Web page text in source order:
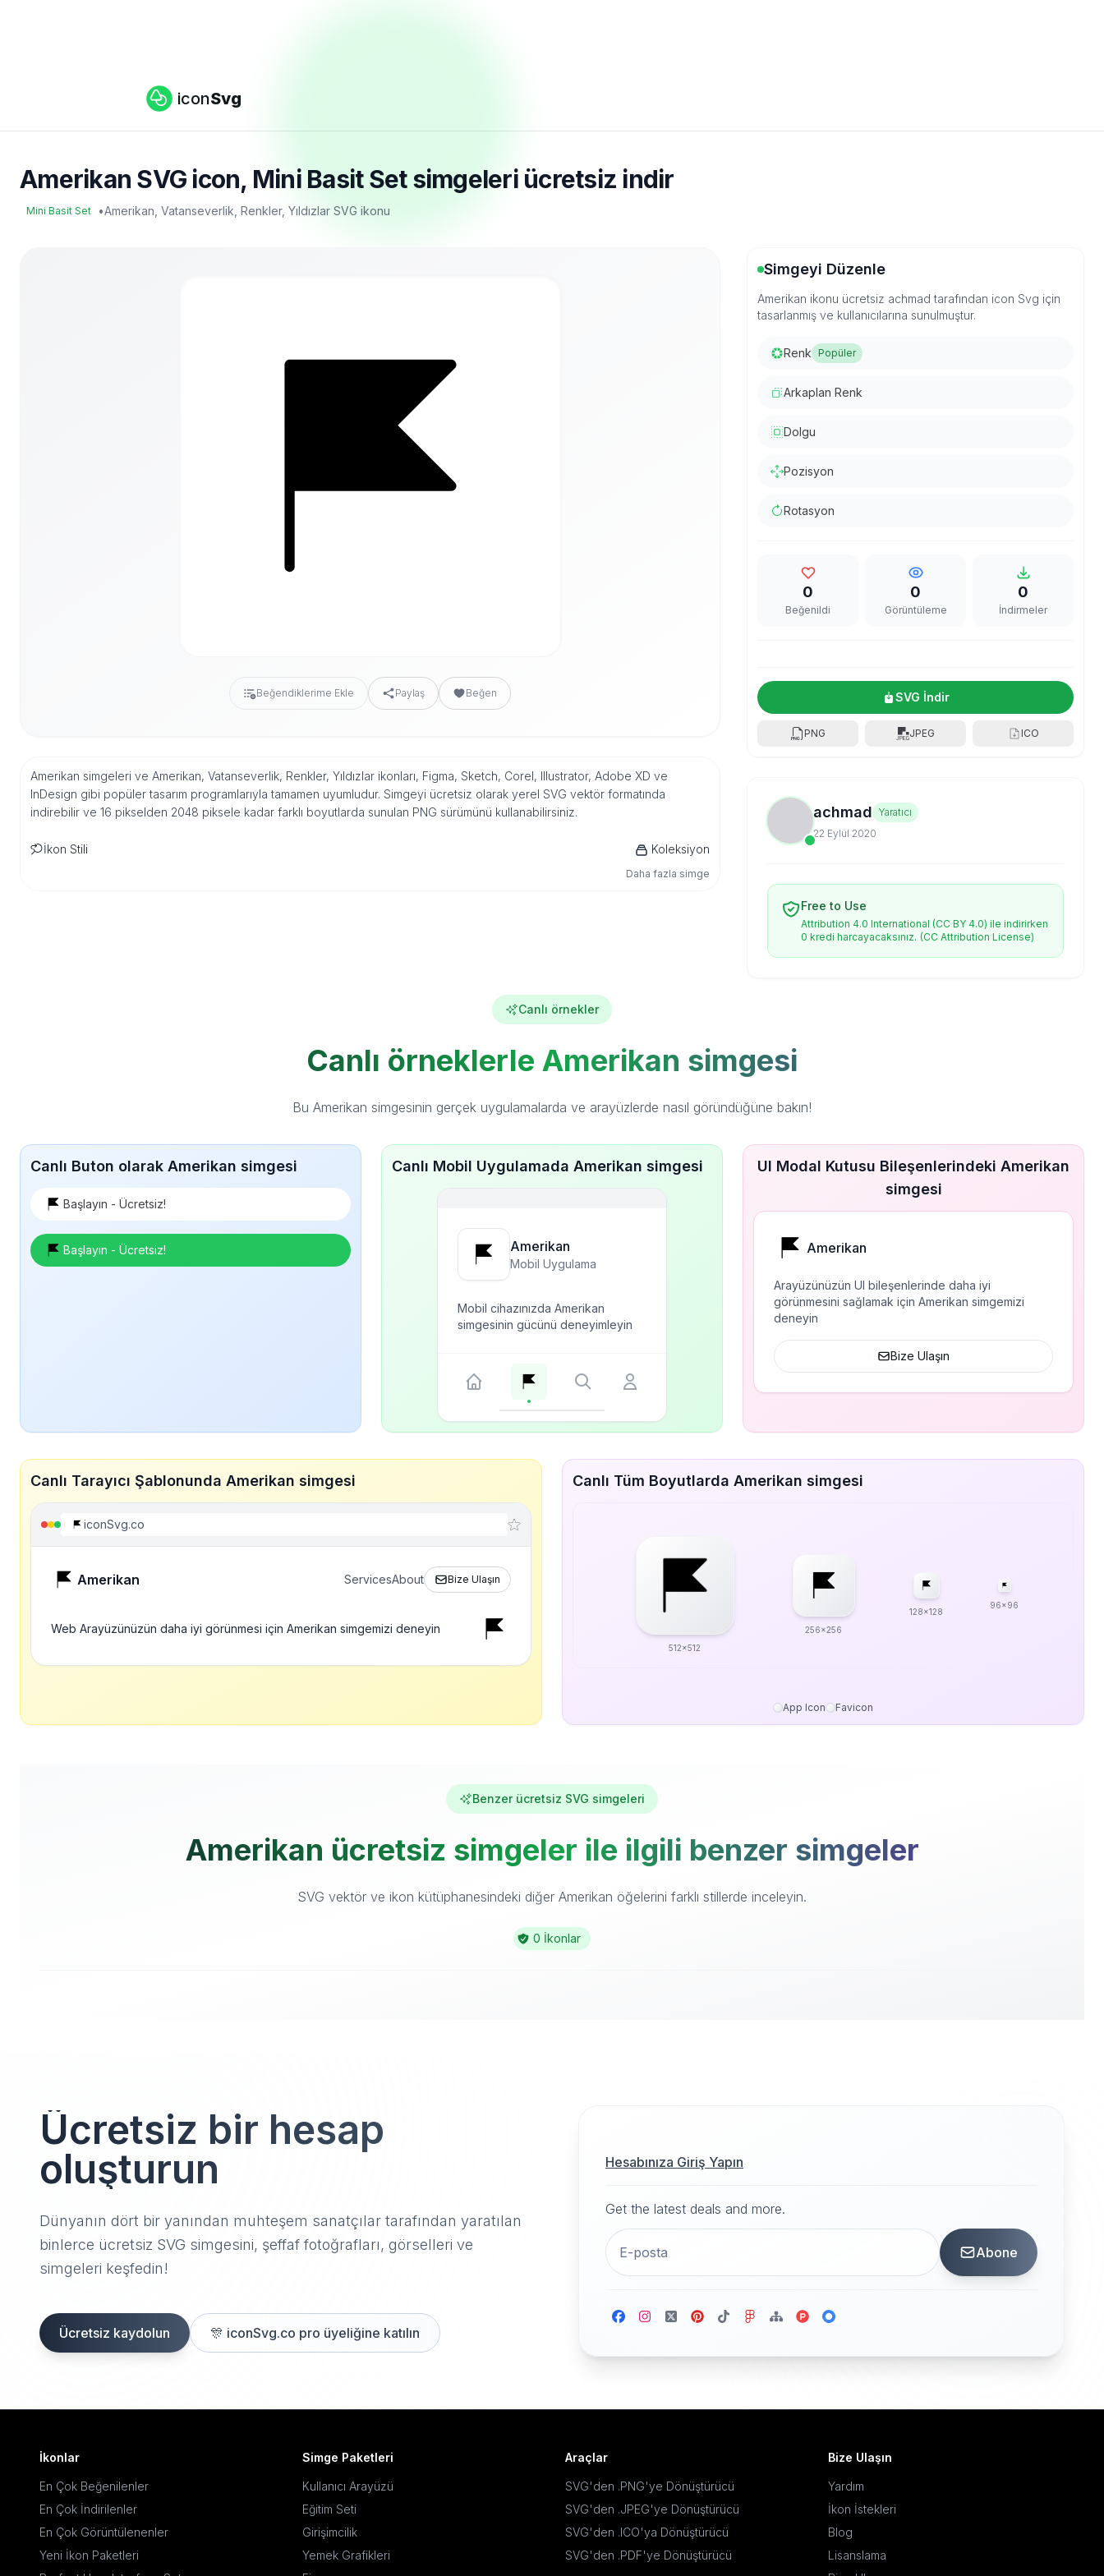
iconSvg
Amerikan SVG icon, Mini Basit Set simgeleri ücretsiz indir
Mini Basit Set •Amerikan, Vatanseverlik, Renkler, Yıldızlar SVG ikonu
Beğendiklerime Ekle Paylaş Beğen
Amerikan simgeleri ve Amerikan, Vatanseverlik, Renkler, Yıldızlar ikonları, Figma, Sketch, Corel, Illustrator, Adobe XD ve
InDesign gibi popüler tasarım programlarıyla tamamen uyumludur. Simgeyi ücretsiz olarak yerel SVG vektör formatında
indirebilir ve 16 pikselden 2048 piksele kadar farklı boyutlarda sunulan PNG sürümünü kullanabilirsiniz.
İkon Stili Koleksiyon
Daha fazla simge
Simgeyi Düzenle
Amerikan ikonu ücretsiz achmad tarafından icon Svg için
tasarlanmış ve kullanıcılarına sunulmuştur.
Renk Popüler
Arkaplan Renk
Dolgu
Pozisyon
Rotasyon
0
Beğenildi
0
Görüntüleme
0
İndirmeler
SVG İndir
PNG JPEG ICO
achmad Yaratıcı
22 Eylül 2020
Free to Use
Attribution 4.0 International (CC BY 4.0) ile indirirken
0 kredi harcayacaksınız. (CC Attribution License)
Canlı örnekler
Canlı örneklerle Amerikan simgesi
Bu Amerikan simgesinin gerçek uygulamalarda ve arayüzlerde nasıl göründüğüne bakın!
Canlı Buton olarak Amerikan simgesi
Başlayın - Ücretsiz!
Başlayın - Ücretsiz!
Canlı Mobil Uygulamada Amerikan simgesi
Amerikan
Mobil Uygulama
Mobil cihazınızda Amerikan
simgesinin gücünü deneyimleyin
UI Modal Kutusu Bileşenlerindeki Amerikan
simgesi
Amerikan
Arayüzünüzün UI bileşenlerinde daha iyi
görünmesini sağlamak için Amerikan simgemizi
deneyin
Bize Ulaşın
Canlı Tarayıcı Şablonunda Amerikan simgesi
iconSvg.co
Amerikan ServicesAbout Bize Ulaşın
Web Arayüzünüzün daha iyi görünmesi için Amerikan simgemizi deneyin
Canlı Tüm Boyutlarda Amerikan simgesi
512x512
256x256
128x128
96x96
App Icon Favicon
Benzer ücretsiz SVG simgeleri
Amerikan ücretsiz simgeler ile ilgili benzer simgeler
SVG vektör ve ikon kütüphanesindeki diğer Amerikan öğelerini farklı stillerde inceleyin.
0 İkonlar
Ücretsiz bir hesap
oluşturun
Dünyanın dört bir yanından muhteşem sanatçılar tarafından yaratılan
binlerce ücretsiz SVG simgesini, şeffaf fotoğrafları, görselleri ve
simgeleri keşfedin!
Ücretsiz kaydolun 🎊 iconSvg.co pro üyeliğine katılın
Hesabınıza Giriş Yapın
Get the latest deals and more.
Abone
İkonlar
En Çok Beğenilenler
En Çok İndirilenler
En Çok Görüntülenenler
Yeni İkon Paketleri
Simge Paketleri
Kullanıcı Arayüzü
Eğitim Seti
Girişimcilik
Yemek Grafikleri
Araçlar
SVG'den .PNG'ye Dönüştürücü
SVG'den .JPEG'ye Dönüştürücü
SVG'den .ICO'ya Dönüştürücü
SVG'den .PDF'ye Dönüştürücü
Bize Ulaşın
Yardım
İkon İstekleri
Blog
Lisanslama